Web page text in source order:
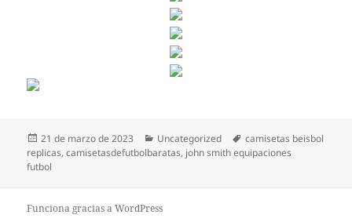
Publicado
el
21 de marzo de 2023 Categorías
Uncategorized Etiquetas
camisetas beisbol
replicas,camisetasdefutbolbaratas, john smith equipaciones
futbol
Funciona gracias a WordPress